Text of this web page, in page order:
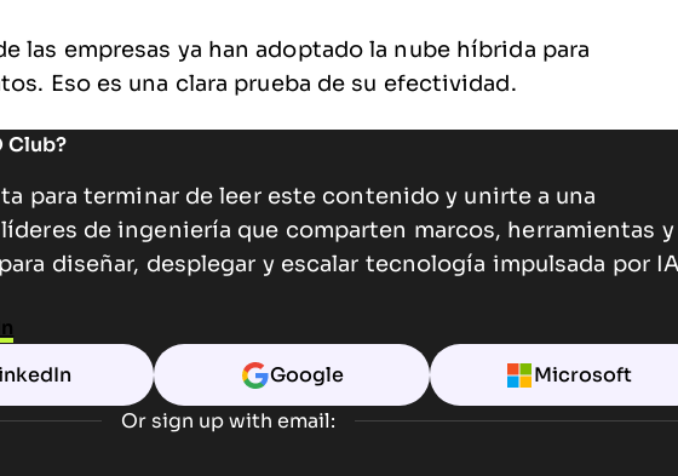
las empresas ya han adoptado la nube híbrida para
Eso es una clara prueba de su efectividad.
Club?
para terminar de leer este contenido y unirte a una
de ingeniería que comparten marcos, herramientas y
diseñar, desplegar y escalar tecnología impulsada por
Google Microsoft
Or sign up with email: